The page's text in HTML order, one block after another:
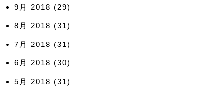
9月 2018 (29)
8月 2018 (31)
7月 2018 (31)
6月 2018 (30)
5月 2018 (31)